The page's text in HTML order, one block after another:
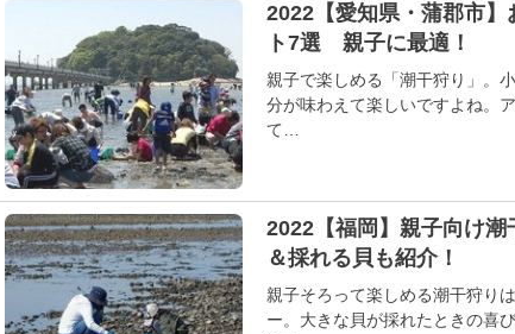
2022【愛知県・蒲郡市】
ト7選 親子に最適！
親子で楽しめる「潮干狩り」。
分が味わえて楽しいですよね。
て…
2022【福岡】親子向け
＆採れる貝も紹介！
親子そろって楽しめる潮干狩り
ー。大きな貝が採れたときの喜